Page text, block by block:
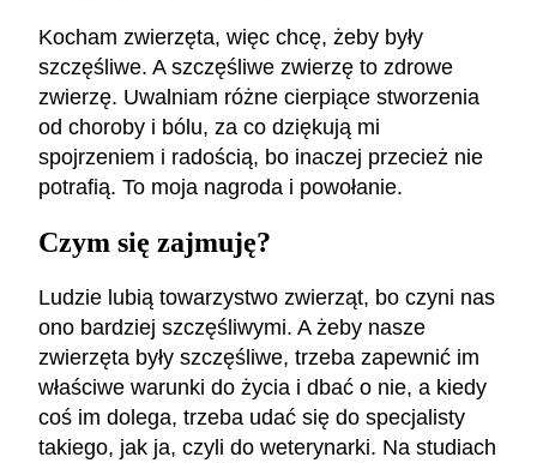
Kocham zwierzęta, więc chcę, żeby były
szczęśliwe. A szczęśliwe zwierzę to zdrowe
zwierzę. Uwalniam różne cierpiące stworzenia
od choroby i bólu, za co dziękują mi
spojrzeniem i radością, bo inaczej przecież nie
potrafią. To moja nagroda i powołanie.
Czym się zajmuję?
Ludzie lubią towarzystwo zwierząt, bo czyni nas
ono bardziej szczęśliwymi. A żeby nasze
zwierzęta były szczęśliwe, trzeba zapewnić im
właściwe warunki do życia i dbać o nie, a kiedy
coś im dolega, trzeba udać się do specjalisty
takiego, jak ja, czyli do weterynarki. Na studiach